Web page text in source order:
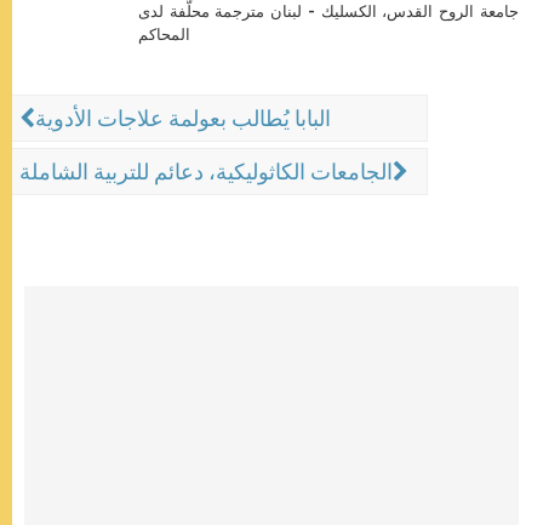
جامعة الروح القدس، الكسليك - لبنان مترجمة محلّفة لدى
المحاكم
البابا يُطالب بعولمة علاجات الأدوية
الجامعات الكاثوليكية، دعائم للتربية الشاملة